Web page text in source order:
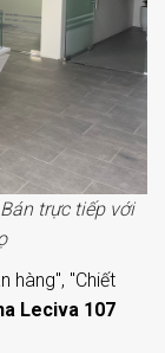
trực tiếp với
hàng", "Chiết
Leciva 107